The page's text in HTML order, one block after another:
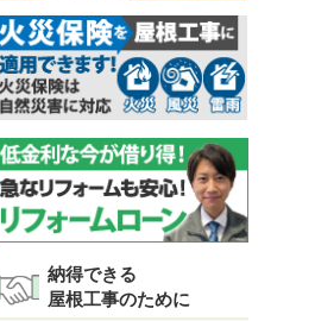
納得できる
屋根工事のために